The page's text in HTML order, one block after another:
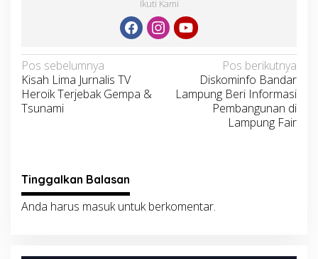
Ikuti Kami
Navigasi
pos
Pos sebelumnya
Kisah Lima Jurnalis TV
Heroik Terjebak Gempa &
Tsunami
Pos berikutnya
Diskominfo Bandar
Lampung Beri Informasi
Pembangunan di
Lampung Fair
Tinggalkan Balasan
Anda harus masukuntuk berkomentar.